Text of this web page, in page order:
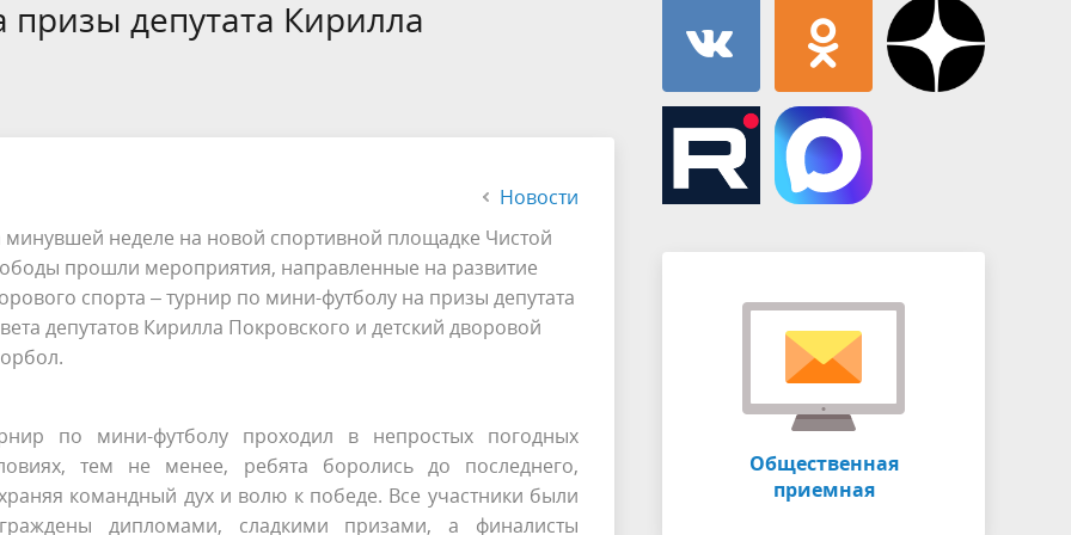
Аппарат Совета депутатов
Объявления
предыдущих созывов
Порядок обжалования нормативных
имущественного характера
депутата Кирилла
Новости
минувшей неделе на новой спортивной площадке Чистой
прошли мероприятия, направленные на развитие
спорта – турнир по мини-футболу на призы депутата
депутатов Кирилла Покровского и детский дворовой
по мини-футболу проходил в непростых погодных
тем не менее, ребята боролись до последнего,
командный дух и волю к победе. Все участники были
дипломами, сладкими призами, а финалисты
Общественная
приемная